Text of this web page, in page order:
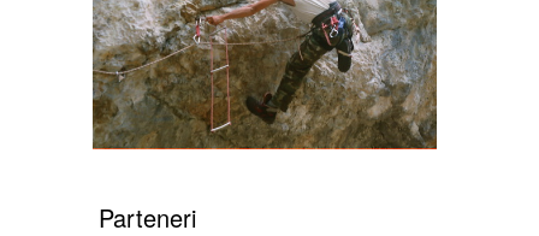
Parteneri